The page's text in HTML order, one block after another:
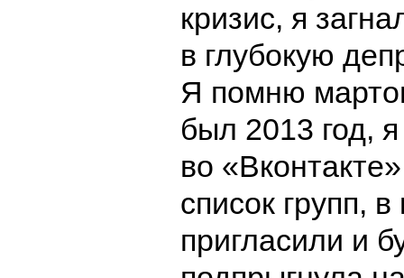
кризис, я
в глубокую
Я помню
был 2013 год,
во
список групп,
пригласили и